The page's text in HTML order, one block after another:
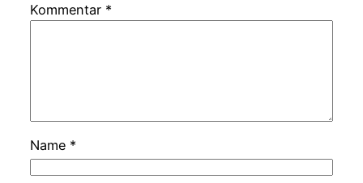
Kommentar *
Name *